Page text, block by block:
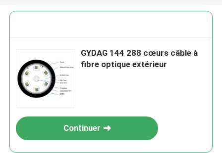
GYDAG 144 288 cœurs câble à
fibre optique extérieur
Continuer